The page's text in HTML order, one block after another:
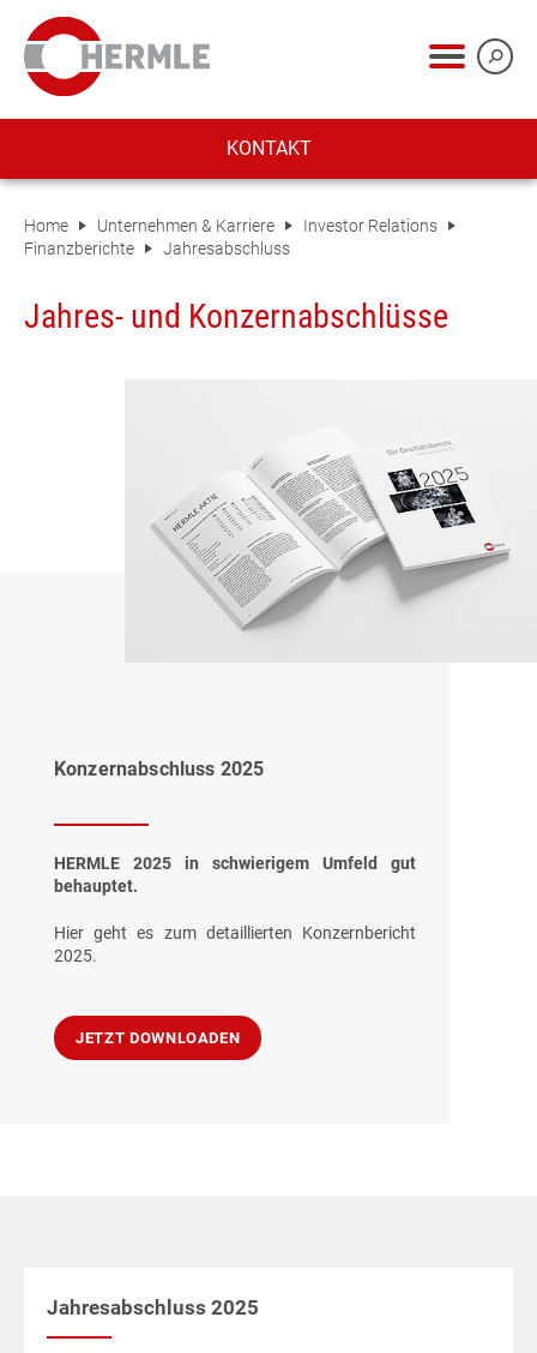
KONTAKT
Home Unternehmen & Karriere
Investor Relations
Finanzberichte
Jahresabschluss
Jahres- und Konzernabschlüsse
Konzernabschluss 2025
HERMLE 2025 in schwierigem Umfeld gut
behauptet.
Hier geht es zum detaillierten Konzernbericht
2025.
JETZT DOWNLOADEN
Jahresabschluss 2025